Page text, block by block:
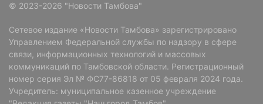
© 2023-2026 "Новости Тамбова"
Сетевое издание «Новости Тамбова» зарегистрировано
Управлением Федеральной службы по надзору в сфере
связи, информационных технологий и массовых
коммуникаций по Тамбовской области. Регистрационный
номер серия Эл № ФС77-86818 от 05 февраля 2024 года.
Учредитель: муниципальное казенное учреждение